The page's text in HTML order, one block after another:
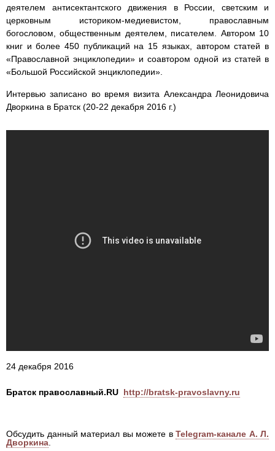
деятелем антисектантского движения в России, светским и
церковным историком-медиевистом, православным
богословом, общественным деятелем, писателем. Автором 10
книг и более 450 публикаций на 15 языках, автором статей в
«Православной энциклопедии» и соавтором одной из статей в
«Большой Российской энциклопедии».
Интервью записано во время визита Александра Леонидовича
Дворкина в Братск (20-22 декабря 2016 г.)
24 декабря 2016
Братск православный.RU http://bratsk-pravoslavny.ru
Обсудить данный материал вы можете в Telegram-канале А. Л.
Дворкина